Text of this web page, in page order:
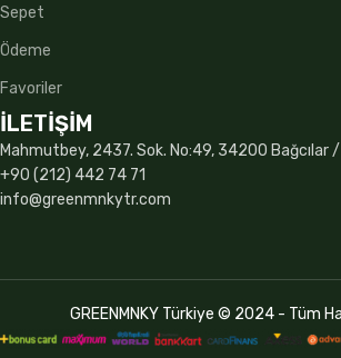
Sepet
Ödeme
Favoriler
İLETİŞİM
Mahmutbey, 2437. Sok. No:49, 34200 Bağcılar
+90 (212) 442 74 71
info@greenmnkytr.com
GREENMNKY Türkiye © 2024 - Tüm